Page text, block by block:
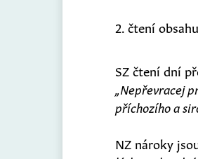
2. čtení
SZ čtení dní
„Nepřevracej
příchozího a
NZ nároky